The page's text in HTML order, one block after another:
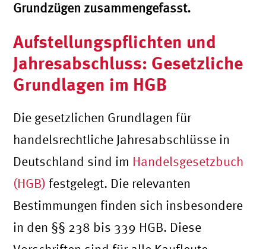
Grundzügen zusammengefasst.
Aufstellungspflichten und
Jahresabschluss: Gesetzliche
Grundlagen im HGB
Die gesetzlichen Grundlagen für
handelsrechtliche Jahresabschlüsse in
Deutschland sind im Handelsgesetzbuch
(HGB) festgelegt. Die relevanten
Bestimmungen finden sich insbesondere
in den §§ 238 bis 339 HGB. Diese